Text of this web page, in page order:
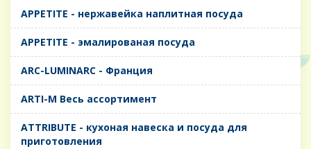
APPETITE - нержавейка наплитная посуда
APPETITE - эмалированая посуда
ARC-LUMINARC - Франция
ARTI-M Весь ассортимент
ATTRIBUTE - кухоная навеска и посуда для
приготовления